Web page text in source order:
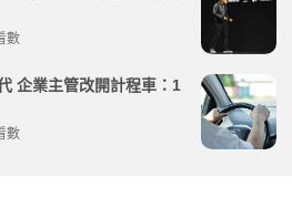
數
企業主管改開計程車：1
數